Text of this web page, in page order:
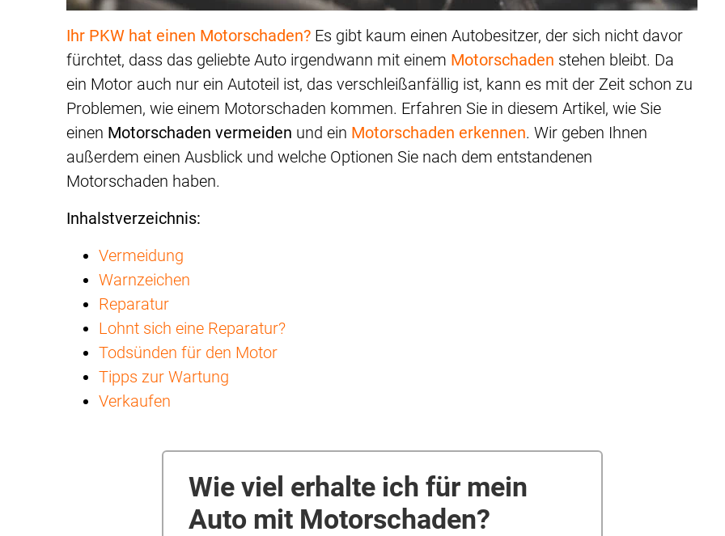
Ihr PKW hat einen Motorschaden? Es gibt kaum einen Autobesitzer, der sich nicht davor
fürchtet, dass das geliebte Auto irgendwann mit einem Motorschaden stehen bleibt. Da
ein Motor auch nur ein Autoteil ist, das verschleißanfällig ist, kann es mit der Zeit schon zu
Problemen, wie einem Motorschaden kommen. Erfahren Sie in diesem Artikel, wie Sie
einen Motorschaden vermeiden und ein Motorschaden erkennen. Wir geben Ihnen
außerdem einen Ausblick und welche Optionen Sie nach dem entstandenen
Motorschaden haben.
Inhalstverzeichnis:
Vermeidung
Warnzeichen
Reparatur
Lohnt sich eine Reparatur?
Todsünden für den Motor
Tipps zur Wartung
Verkaufen
Wie viel erhalte ich für mein
Auto mit Motorschaden?